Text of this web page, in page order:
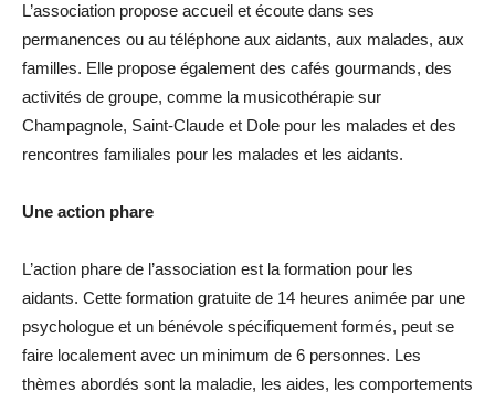
L’association propose accueil et écoute dans ses
permanences ou au téléphone aux aidants, aux malades, aux
familles. Elle propose également des cafés gourmands, des
activités de groupe, comme la musicothérapie sur
Champagnole, Saint-Claude et Dole pour les malades et des
rencontres familiales pour les malades et les aidants.
Une action phare
L’action phare de l’association est la formation pour les
aidants. Cette formation gratuite de 14 heures animée par une
psychologue et un bénévole spécifiquement formés, peut se
faire localement avec un minimum de 6 personnes. Les
thèmes abordés sont la maladie, les aides, les comportements